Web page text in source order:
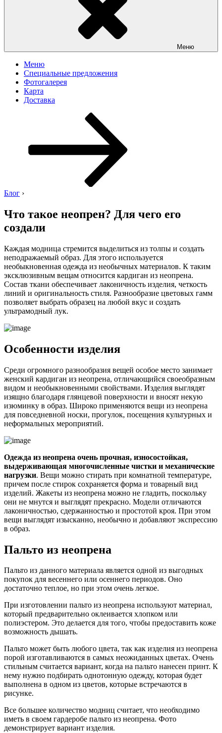
Меню
Меню
Специальные предложения
Фотогалерея
Карта
Доставка
Блог ›
Что такое неопрен? Для чего его
создали
Каждая модница стремится выделиться из толпы и создать
неподражаемый образ. Для этого используется
необыкновенная одежда из необычных материалов. К таким
эксклюзивным вещам относится кардиган из неопрена.
Состав ткани обеспечивает лаконичность изделия, четкость
линий и оригинальность стиля. Разнообразие цветовых гамм
позволяет выбрать образец на любой вкус и создать
ультрамодный лук.
Особенности изделия
Среди огромного разнообразия вещей особое место занимает
женский кардиган из неопрена, отличающийся своеобразным
видом и необыкновенными свойствами. Изделия выглядят
изящно благодаря глянцевой поверхности и вносят некую
изюминку в образ. Широко применяются вещи из неопрена
для повседневной носки, прогулок, посещения культурных и
неформальных мероприятий.
Одежда из неопрена очень прочная, износостойкая,
выдерживающая многочисленные чистки и механические
нагрузки. Вещи можно стирать при комнатной температуре,
причем после стирок сохраняется форма и товарный вид
изделий. Жакеты из неопрена можно не гладить, поскольку
они не мнутся и выглядят прекрасно. Модели отличаются
лаконичностью, сдержанностью и простотой кроя. При этом
вещи выглядят изысканно, необычно и добавляют экспрессию
в образ.
Пальто из неопрена
Пальто из данного материала является одной из выгодных
покупок для весеннего или осеннего периодов. Оно
достаточно теплое, но при этом очень легкое.
При изготовлении пальто из неопрена используют материал,
который предварительно оклеивается хлопком или
полиэстером. Это делается для того, чтобы предоставить коже
возможность дышать.
Пальто может быть любого цвета, так как изделия из неопрена
порой изготавливаются в самых неожиданных цветах. Очень
стильным считается вариант, когда на пальто нанесен принт. К
нему нужно подбирать однотонную одежду, которая будет
выполнена в одном из цветов, которые встречаются в
рисунке.
Все большее количество модниц считает, что необходимо
иметь в своем гардеробе пальто из неопрена. Фото
демонстрирует вариант изделия.